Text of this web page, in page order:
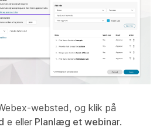
websted, og klik på
e eller Planlæg et webinar.